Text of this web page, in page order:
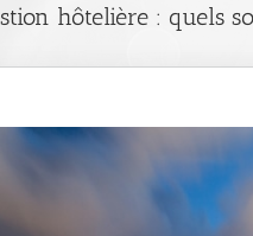
hôtelière : quels